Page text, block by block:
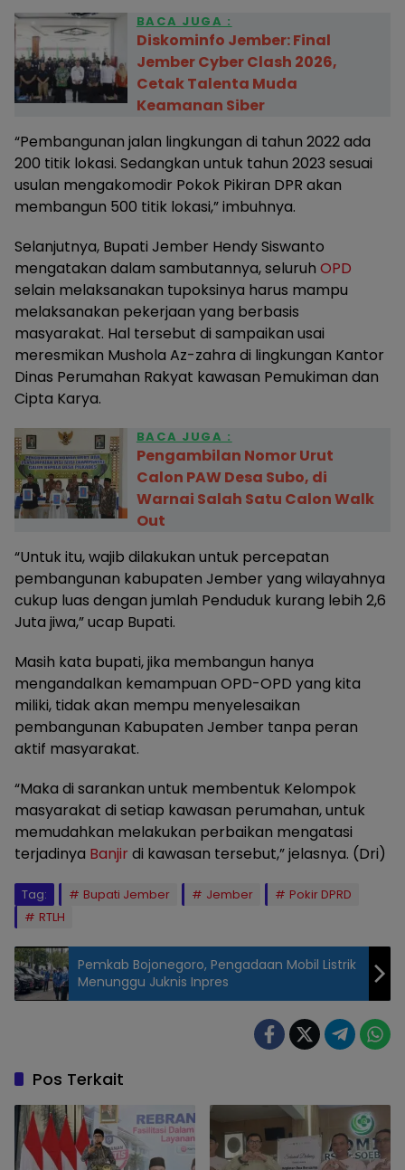
BACA JUGA :
Diskominfo Jember: Final
Jember Cyber Clash 2026,
Cetak Talenta Muda
Keamanan Siber
“Pembangunan jalan lingkungan di tahun 2022 ada
200 titik lokasi. Sedangkan untuk tahun 2023 sesuai
usulan mengakomodir Pokok Pikiran DPR akan
membangun 500 titik lokasi,” imbuhnya.
Selanjutnya, Bupati Jember Hendy Siswanto
mengatakan dalam sambutannya, seluruh OPD
selain melaksanakan tupoksinya harus mampu
melaksanakan pekerjaan yang berbasis
masyarakat. Hal tersebut di sampaikan usai
meresmikan Mushola Az-zahra di lingkungan Kantor
Dinas Perumahan Rakyat kawasan Pemukiman dan
Cipta Karya.
BACA JUGA :
Pengambilan Nomor Urut
Calon PAW Desa Subo, di
Warnai Salah Satu Calon Walk
Out
“Untuk itu, wajib dilakukan untuk percepatan
pembangunan kabupaten Jember yang wilayahnya
cukup luas dengan jumlah Penduduk kurang lebih 2,6
Juta jiwa,” ucap Bupati.
Masih kata bupati, jika membangun hanya
mengandalkan kemampuan OPD-OPD yang kita
miliki, tidak akan mempu menyelesaikan
pembangunan Kabupaten Jember tanpa peran
aktif masyarakat.
“Maka di sarankan untuk membentuk Kelompok
masyarakat di setiap kawasan perumahan, untuk
memudahkan melakukan perbaikan mengatasi
terjadinya Banjir di kawasan tersebut,” jelasnya. (Dri)
Tag: Bupati Jember Jember
Pokir DPRD
RTLH
Pemkab Bojonegoro, Pengadaan Mobil Listrik
Menunggu Juknis Inpres
Pos Terkait